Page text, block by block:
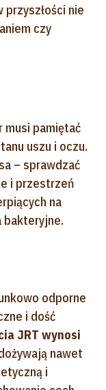
nie
czy
musi pamiętać
uszu i oczu.
– sprawdzać
i przestrzeń
na
bakteryjne.
odporne
i dość
JRT wynosi
nawet
i